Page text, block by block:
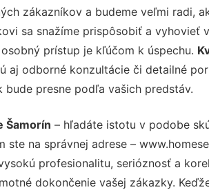
zákazníkov a budeme veľmi radi,
sa snažíme prispôsobiť a vyhovieť
prístup je kľúčom k úspechu.
aj odborné konzultácie či detailné
bude presne podľa vašich predstáv.
Šamorín – hľadáte istotu v podobe
ste na správnej adrese –
profesionalitu, serióznosť a
dokončenie vašej zákazky.